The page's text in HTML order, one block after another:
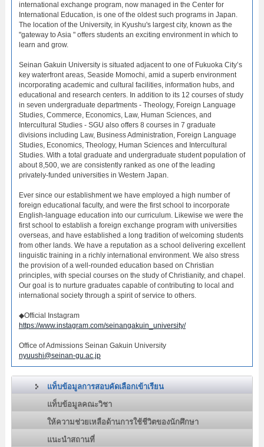
international exchange program, now managed in the Center for
International Education, is one of the oldest such programs in Japan.
The location of the University, in Kyushu's largest city, known as the
"gateway to Asia " offers students an exciting environment in which to
learn and grow.
Seinan Gakuin University is situated adjacent to one of Fukuoka City’s
key waterfront areas, Seaside Momochi, amid a superb environment
incorporating academic and cultural facilities, information hubs, and
educational and research centers. In addition to its 12 courses of study
in seven undergraduate departments - Theology, Foreign Language
Studies, Commerce, Economics, Law, Human Sciences, and
Intercultural Studies - SGU also offers 8 courses in 7 graduate
divisions including Law, Business Administration, Foreign Language
Studies, Economics, Theology, Human Sciences and Intercultural
Studies. With a total graduate and undergraduate student population of
about 8,500, we are consistently ranked as one of the leading
privately-funded universities in Western Japan.
Ever since our establishment we have employed a high number of
foreign educational faculty, and were the first school to incorporate
English-language education into our curriculum. Likewise we were the
first school to establish a foreign exchange program with universities
overseas, and have established a long tradition of welcoming students
from other lands. We have a reputation as a school delivering excellent
linguistic training in a richly international environment. We also stress
the provision of a well-rounded education based on Christian
principles, with special courses on the study of Christianity, and chapel.
Our goal is to nurture graduates capable of contributing to local and
international society through a spirit of service to others.
◆Official Instagram
https://www.instagram.com/seinangakuin_university/
Office of Admissions Seinan Gakuin University
nyuushi@seinan-gu.ac.jp
แท็บข้อมูลการสอบคัดเลือกเข้าเรียน
แท็บข้อมูลคณะวิชา
ให้ความช่วยเหลือด้านการใช้ชีวิตของนักศึกษา
แนะนำสถานที่